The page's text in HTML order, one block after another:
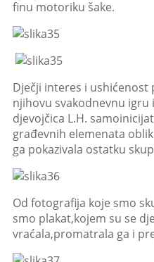
finu motoriku šake.
Dječji interes i ushićenost
njihovu svakodnevnu igru
djevojčica L.H.
građevnih elemenata
ga pokazivala ostatku
Od fotografija koje smo
smo plakat,kojem su se
vraćala,promatrala ga i